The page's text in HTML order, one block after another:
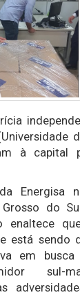
à capital
Energisa
do
enaltece
está sendo
em
sul-